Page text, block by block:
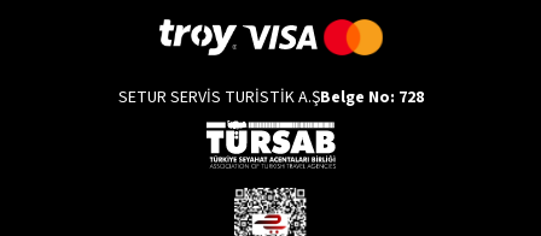
SETUR SERVİS TURİSTİK A.ŞBelge No: 728